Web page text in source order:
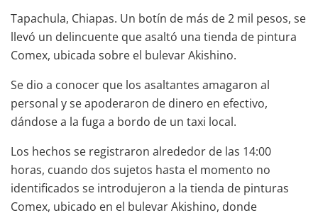
Tapachula, Chiapas. Un botín de más de 2 mil pesos, se
llevó un delincuente que asaltó una tienda de pintura
Comex, ubicada sobre el bulevar Akishino.
Se dio a conocer que los asaltantes amagaron al
personal y se apoderaron de dinero en efectivo,
dándose a la fuga a bordo de un taxi local.
Los hechos se registraron alrededor de las 14:00
horas, cuando dos sujetos hasta el momento no
identificados se introdujeron a la tienda de pinturas
Comex, ubicado en el bulevar Akishino, donde